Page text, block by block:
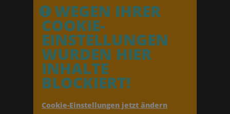
WEGEN IHRER
COOKIE-
EINSTELLUNGEN
WURDEN HIER
INHALTE
BLOCKIERT!
Cookie-Einstellungen jetzt ändern